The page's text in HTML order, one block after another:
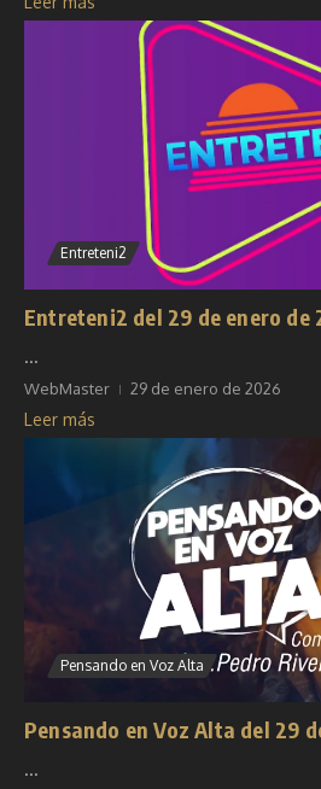
Entreteni2
Entreteni2 del 29 de enero de
...
WebMaster 29 de enero de 2026
Leer más
Pensando en Voz Alta
Pensando en Voz Alta del 29
...